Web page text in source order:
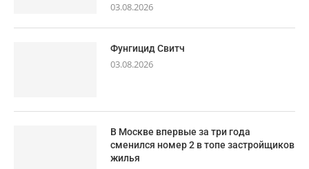
03.08.2026
Фунгицид Свитч
03.08.2026
В Москве впервые за три года
сменился номер 2 в топе застройщиков
жилья